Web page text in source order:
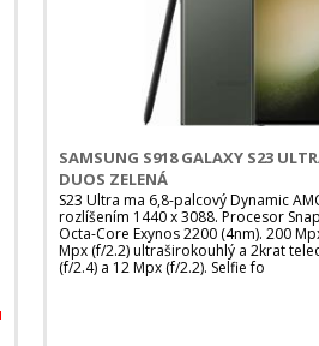
SAMSUNG S918 GALAXY S23
DUOS ZELENÁ
S23 Ultra ma 6,8-palcový Dynamic
rozlíšením 1440 x 3088. Procesor
Octa-Core Exynos 2200 (4nm). 200
Mpx (f/2.2) ultraširokouhlý a 2krat
(f/2.4) a 12 Mpx (f/2.2). Selfie fo